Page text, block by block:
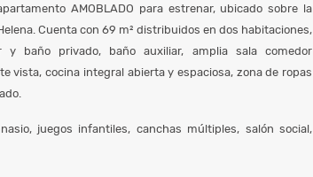
AMOBLADO para estrenar, ubicado sobre la
Cuenta con 69 m² distribuidos en dos habitaciones,
y baño privado, baño auxiliar, amplia sala comedor
vista, cocina integral abierta y espaciosa, zona de ropas
juegos infantiles, canchas múltiples, salón social,